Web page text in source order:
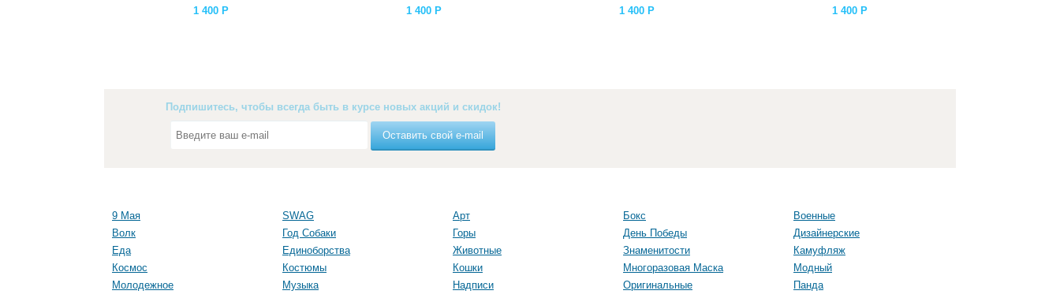
1 400 Р 1 400 Р 1 400 Р 1 400 Р
Подпишитесь, чтобы всегда быть в курсе новых акций и скидок!
Оставить свой e-mail
9 Мая SWAG Арт Бокс
Военные
Волк
Год Собаки Горы День Победы
Дизайнерские
Еда
Единоборства Животные Знаменитости
Камуфляж
Космос
Костюмы Кошки Многоразовая Маска
Модный
Молодежное
Музыка Надписи Оригинальные
Панда